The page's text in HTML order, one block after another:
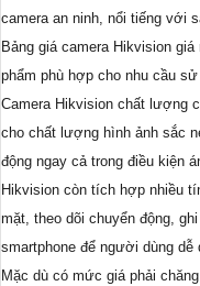
camera an ninh, nổi tiếng với
Bảng giá camera Hikvision
phẩm phù hợp cho nhu cầu
Camera Hikvision chất lượng
cho chất lượng hình ảnh sắc
động ngay cả trong điều kiện
Hikvision còn tích hợp nhiều
mặt, theo dõi chuyển động,
smartphone để người dùng dễ
Mặc dù có mức giá phải